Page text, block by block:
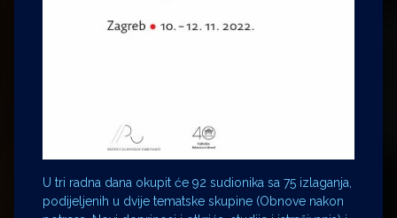
U tri radna dana okupit će 92 sudionika sa 75 izlaganja,
podijeljenih u dvije tematske skupine (Obnove nakon